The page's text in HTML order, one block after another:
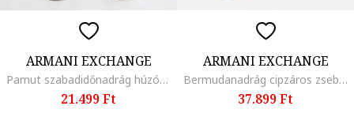
ARMANI EXCHANGE
Pamut szabadidőnadrág húzózsinórral
21.499 Ft
ARMANI EXCHANGE
Bermudanadrág cipzáros zsebekkel, Tengerészkék
37.899 Ft